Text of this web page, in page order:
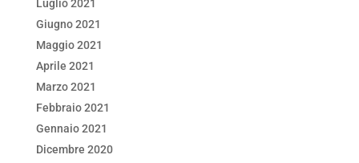
Luglio 2021
Giugno 2021
Maggio 2021
Aprile 2021
Marzo 2021
Febbraio 2021
Gennaio 2021
Dicembre 2020